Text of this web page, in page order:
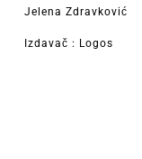
Jelena Zdravković
Izdavač : Logos